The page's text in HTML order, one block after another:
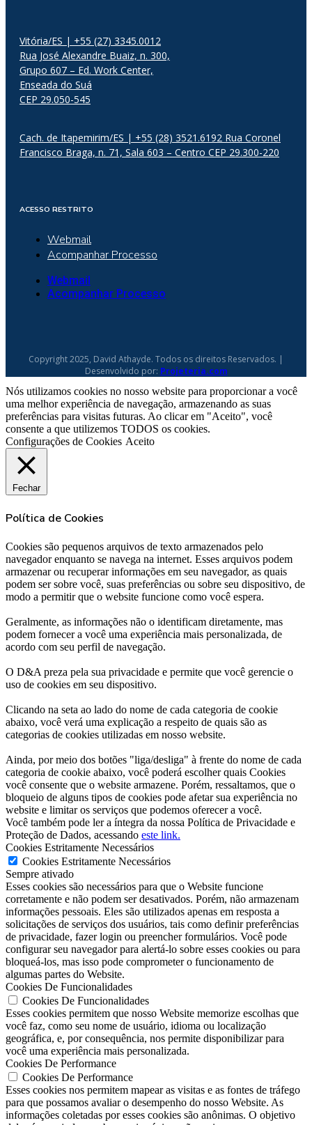
Vitória/ES | +55 (27) 3345.0012
Rua José Alexandre Buaiz, n. 300,
Grupo 607 – Ed. Work Center,
Enseada do Suá
CEP 29.050-545
Cach. de Itapemirim/ES | +55 (28) 3521.6192 Rua Coronel
Francisco Braga, n. 71, Sala 603 – Centro CEP 29.300-220
ACESSO RESTRITO
Webmail
Acompanhar Processo
Webmail
Acompanhar Processo
Copyright 2025, David Athayde. Todos os direitos Reservados. |
Desenvolvido por: Projeteria.com
Nós utilizamos cookies no nosso website para proporcionar a você
uma melhor experiência de navegação, armazenando as suas
preferências para visitas futuras. Ao clicar em "Aceito", você
consente a que utilizemos TODOS os cookies.
Configurações de Cookies Aceito
Fechar
Política de Cookies
Cookies são pequenos arquivos de texto armazenados pelo
navegador enquanto se navega na internet. Esses arquivos podem
armazenar ou recuperar informações em seu navegador, as quais
podem ser sobre você, suas preferências ou sobre seu dispositivo, de
modo a permitir que o website funcione como você espera.
Geralmente, as informações não o identificam diretamente, mas
podem fornecer a você uma experiência mais personalizada, de
acordo com seu perfil de navegação.
O D&A preza pela sua privacidade e permite que você gerencie o
uso de cookies em seu dispositivo.
Clicando na seta ao lado do nome de cada categoria de cookie
abaixo, você verá uma explicação a respeito de quais são as
categorias de cookies utilizadas em nosso website.
Ainda, por meio dos botões "liga/desliga" à frente do nome de cada
categoria de cookie abaixo, você poderá escolher quais Cookies
você consente que o website armazene. Porém, ressaltamos, que o
bloqueio de alguns tipos de cookies pode afetar sua experiência no
website e limitar os serviços que podemos oferecer a você.
Você também pode ler a íntegra da nossa Política de Privacidade e
Proteção de Dados, acessando este link.
Cookies Estritamente Necessários
Cookies Estritamente Necessários
Sempre ativado
Esses cookies são necessários para que o Website funcione
corretamente e não podem ser desativados. Porém, não armazenam
informações pessoais. Eles são utilizados apenas em resposta a
solicitações de serviços dos usuários, tais como definir preferências
de privacidade, fazer login ou preencher formulários. Você pode
configurar seu navegador para alertá-lo sobre esses cookies ou para
bloqueá-los, mas isso pode comprometer o funcionamento de
algumas partes do Website.
Cookies De Funcionalidades
Cookies De Funcionalidades
Esses cookies permitem que nosso Website memorize escolhas que
você faz, como seu nome de usuário, idioma ou localização
geográfica, e, por consequência, nos permite disponibilizar para
você uma experiência mais personalizada.
Cookies De Performance
Cookies De Performance
Esses cookies nos permitem mapear as visitas e as fontes de tráfego
para que possamos avaliar o desempenho do nosso Website. As
informações coletadas por esses cookies são anônimas. O objetivo